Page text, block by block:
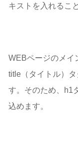
キストを入れるこ
WEBページのメイ
title（タイトル）
す。そのため、h1
込めます。